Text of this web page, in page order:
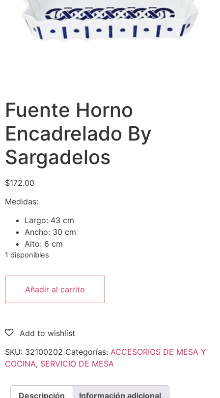
Fuente Horno
Encadrelado By
Sargadelos
$172.00
Medidas:
Largo: 43 cm
Ancho: 30 cm
Alto: 6 cm
1 disponibles
Añadir al carrito
SKU: 32100202 Categorías: ACCESORIOS DE MESA Y
COCINA, SERVICIO DE MESA
Descripción Información adicional